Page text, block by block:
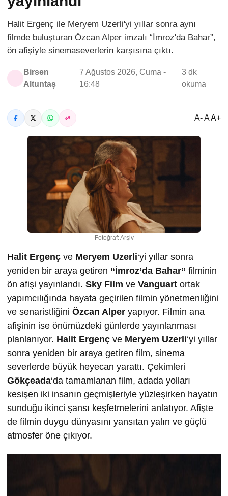
Halit Ergenç ile Meryem Uzerli'yi yıllar sonra aynı
filmde buluşturan Özcan Alper imzalı “İmroz'da Bahar”,
ön afişiyle sinemaseverlerin karşısına çıktı.
Birsen
Altuntaş
7 Ağustos 2026, Cuma -
16:48
3 dk
okuma
A- A A+
Fotoğraf: Arşiv
Halit Ergenç ve Meryem Uzerli‘yi yıllar sonra
yeniden bir araya getiren “İmroz’da Bahar” filminin
ön afişi yayınlandı. Sky Film ve Vanguart ortak
yapımcılığında hayata geçirilen filmin yönetmenliğini
ve senaristliğini Özcan Alper yapıyor. Filmin ana
afişinin ise önümüzdeki günlerde yayınlanması
planlanıyor. Halit Ergenç ve Meryem Uzerli‘yi yıllar
sonra yeniden bir araya getiren film, sinema
severlerde büyük heyecan yarattı. Çekimleri
Gökçeada‘da tamamlanan film, adada yolları
kesişen iki insanın geçmişleriyle yüzleşirken hayatın
sunduğu ikinci şansı keşfetmelerini anlatıyor. Afişte
de filmin duygu dünyasını yansıtan yalın ve güçlü
atmosfer öne çıkıyor.